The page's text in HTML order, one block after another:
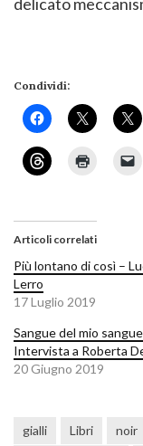
delicato
Condividi:
Articoli correlati
Più lontano di così –
Lerro
17 Luglio 2019
Sangue del mio
Intervista a Roberta
20 Giugno 2019
gialli Libri noir